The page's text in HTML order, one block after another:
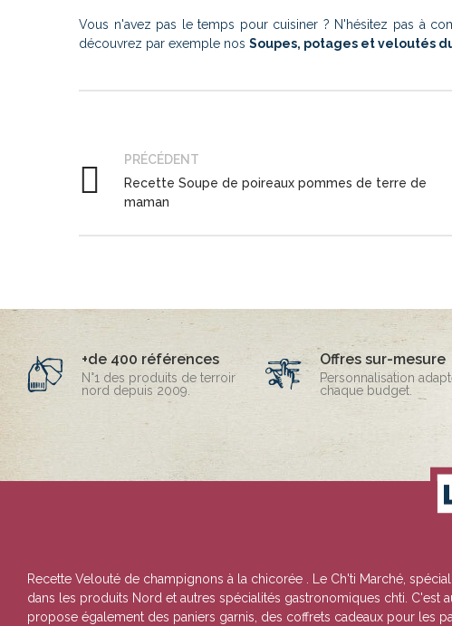
Vous n'avez pas le temps pour cuisiner ? N'hésitez pas à
découvrez par exemple nos Soupes, potages et veloutés
PRÉCÉDENT
Recette Soupe de poireaux pommes de terre de
maman
+de 400 références
N°1 des produits de terroir
nord depuis 2009.
Offres sur-mesure
Personnalisation
chaque budget.
Recette Velouté de champignons à la chicorée . Le Ch'ti Marché,
dans les produits Nord et autres spécialités gastronomiques chti.
propose également des paniers garnis, des coffrets cadeaux pour les